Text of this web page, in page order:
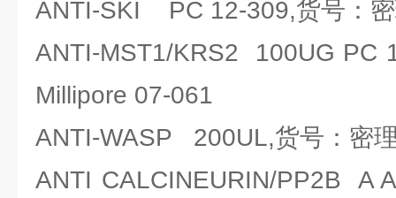
ANTI-SKI PC 12-309,货号：
ANTI-MST1/KRS2 100UG PC
Millipore 07-061
ANTI-WASP 200UL,货号：密
ANTI CALCINEURIN/PP2B A